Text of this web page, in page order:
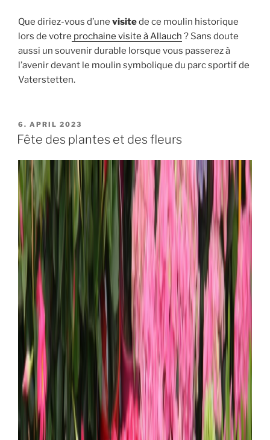
Que diriez-vous d’une visitede ce moulin historique
lors de votre prochaine visite à Allauch ? Sans doute
aussi un souvenir durable lorsque vous passerez à
l’avenir devant le moulin symbolique du parc sportif de
Vaterstetten.
PUBLIÉ
LE
6. APRIL 2023
Fête des plantes et des fleurs